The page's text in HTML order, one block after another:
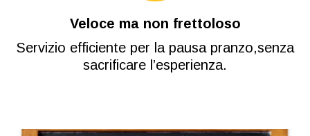
Veloce ma non frettoloso
Servizio efficiente per la pausa pranzo,senza
sacrificare l’esperienza.